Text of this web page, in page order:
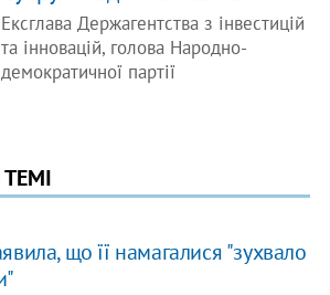
Ексглава Держагентства з інвестицій
та інновацій, голова Народно-
демократичної партії
що її намагалися "зухвало